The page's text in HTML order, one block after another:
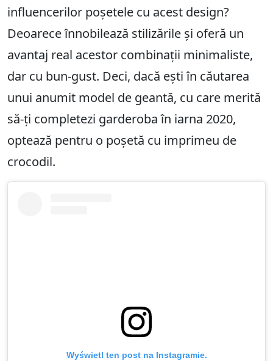
influencerilor poșetele cu acest design?
Deoarece înnobilează stilizările și oferă un
avantaj real acestor combinații minimaliste,
dar cu bun-gust. Deci, dacă ești în căutarea
unui anumit model de geantă, cu care merită
să-ți completezi garderoba în iarna 2020,
optează pentru o poșetă cu imprimeu de
crocodil.
Wyświetl ten post na Instagramie.